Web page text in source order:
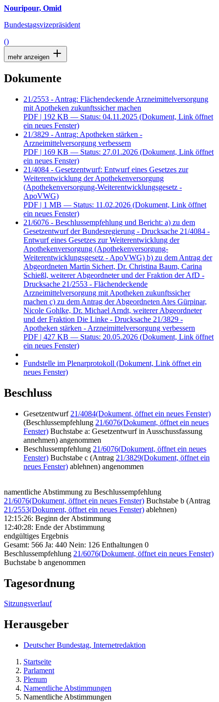
Nouripour, Omid
Bundestagsvizepräsident
()
mehr anzeigen
Dokumente
21/2553 - Antrag: Flächendeckende Arzneimittelversorgung
mit Apotheken zukunftssicher machen
PDF | 192 KB — Status: 04.11.2025 (Dokument, Link öffnet
ein neues Fenster)
21/3829 - Antrag: Apotheken stärken -
Arzneimittelversorgung verbessern
PDF | 169 KB — Status: 27.01.2026 (Dokument, Link öffnet
ein neues Fenster)
21/4084 - Gesetzentwurf: Entwurf eines Gesetzes zur
Weiterentwicklung der Apothekenversorgung
(Apothekenversorgung-Weiterentwicklungsgesetz -
ApoVWG)
PDF | 1 MB — Status: 11.02.2026 (Dokument, Link öffnet
ein neues Fenster)
21/6076 - Beschlussempfehlung und Bericht: a) zu dem
Gesetzentwurf der Bundesregierung - Drucksache 21/4084 -
Entwurf eines Gesetzes zur Weiterentwicklung der
Apothekenversorgung (Apothekenversorgung-
Weiterentwicklungsgesetz - ApoVWG) b) zu dem Antrag der
Abgeordneten Martin Sichert, Dr. Christina Baum, Carina
Schießl, weiterer Abgeordneter und der Fraktion der AfD -
Drucksache 21/2553 - Flächendeckende
Arzneimittelversorgung mit Apotheken zukunftssicher
machen c) zu dem Antrag der Abgeordneten Ates Gürpinar,
Nicole Gohlke, Dr. Michael Arndt, weiterer Abgeordneter
und der Fraktion Die Linke - Drucksache 21/3829 -
Apotheken stärken - Arzneimittelversorgung verbessern
PDF | 427 KB — Status: 20.05.2026 (Dokument, Link öffnet
ein neues Fenster)
Fundstelle im Plenarprotokoll (Dokument, Link öffnet ein
neues Fenster)
Beschluss
Gesetzentwurf 21/4084(Dokument, öffnet ein neues Fenster)
(Beschlussempfehlung 21/6076(Dokument, öffnet ein neues
Fenster) Buchstabe a: Gesetzentwurf in Ausschussfassung
annehmen) angenommen
Beschlussempfehlung 21/6076(Dokument, öffnet ein neues
Fenster) Buchstabe c (Antrag 21/3829(Dokument, öffnet ein
neues Fenster) ablehnen) angenommen
namentliche Abstimmung zu Beschlussempfehlung
21/6076(Dokument, öffnet ein neues Fenster) Buchstabe b (Antrag
21/2553(Dokument, öffnet ein neues Fenster) ablehnen)
12:15:26: Beginn der Abstimmung
12:40:28: Ende der Abstimmung
endgültiges Ergebnis
Gesamt: 566 Ja: 440 Nein: 126 Enthaltungen 0
Beschlussempfehlung 21/6076(Dokument, öffnet ein neues Fenster)
Buchstabe b angenommen
Tagesordnung
Sitzungsverlauf
Herausgeber
Deutscher Bundestag, Internetredaktion
Startseite
Parlament
Plenum
Namentliche Abstimmungen
Namentliche Abstimmungen